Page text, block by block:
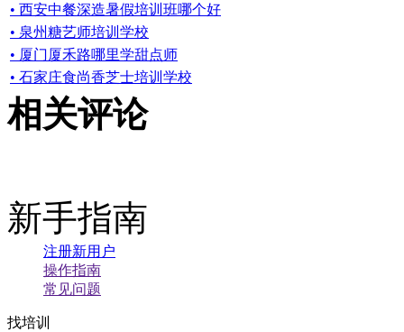
• 西安中餐深造暑假培训班哪个好
• 泉州糖艺师培训学校
• 厦门厦禾路哪里学甜点师
• 石家庄食尚香芝士培训学校
相关评论
新手指南
注册新用户
操作指南
常见问题
找培训